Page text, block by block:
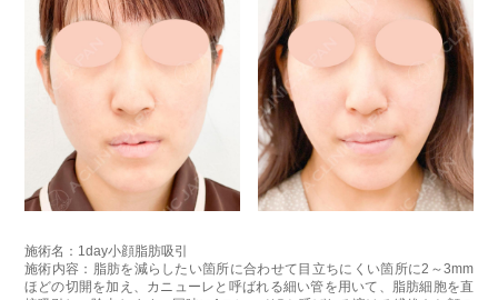
施術名：1day小顔脂肪吸引
施術内容：脂肪を減らしたい箇所に合わせて目立ちにくい箇所に2～3mm
ほどの切開を加え、カニューレと呼ばれる細い管を用いて、脂肪細胞を直